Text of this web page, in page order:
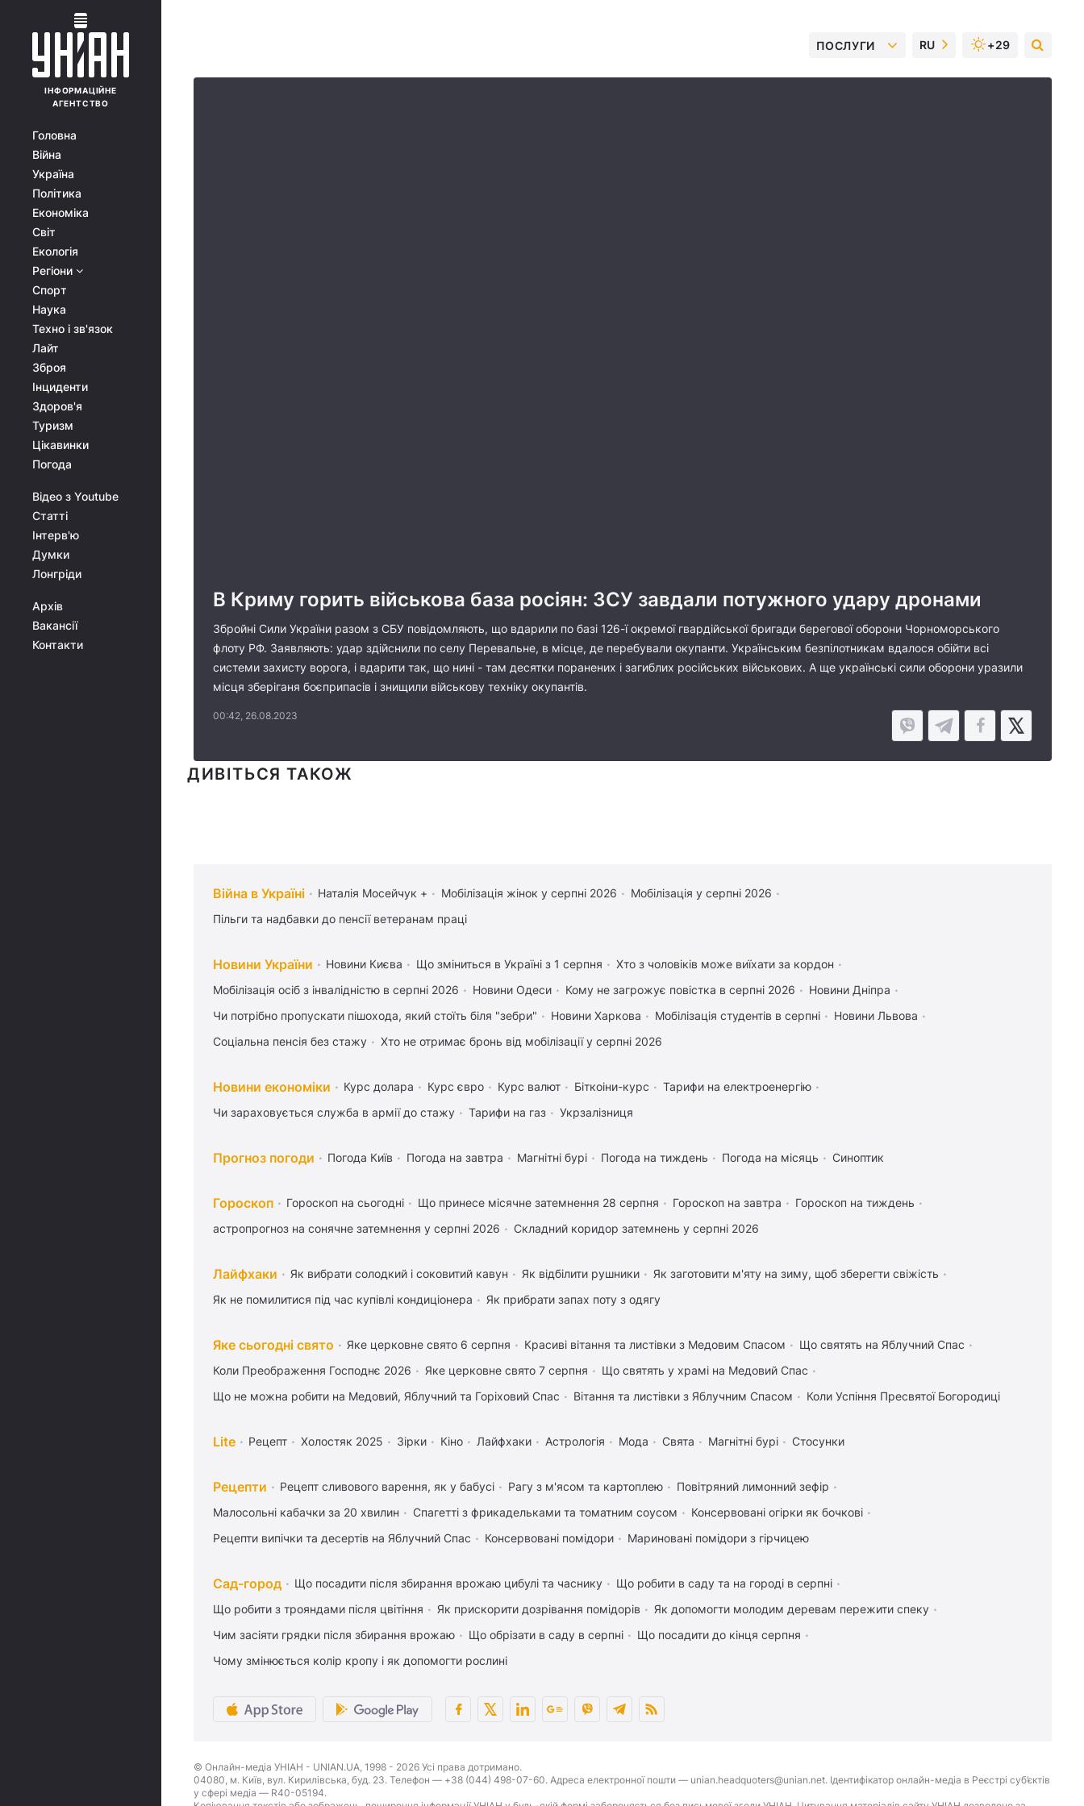
ІНФОРМАЦІЙНЕ
АГЕНТСТВО
Головна
Війна
Україна
Політика
Економіка
Світ
Екологія
Регіони
Спорт
Наука
Техно і зв'язок
Лайт
Зброя
Інциденти
Здоров'я
Туризм
Цікавинки
Погода
Відео з Youtube
Статті
Інтерв'ю
Думки
Лонгріди
Архів
Вакансії
Контакти
ПОСЛУГИ RU +29
В Криму горить військова база росіян: ЗСУ завдали потужного удару дронами
Збройні Сили України разом з СБУ повідомляють, що вдарили по базі 126-ї окремої гвардійської бригади берегової оборони Чорноморського
флоту РФ. Заявляють: удар здійснили по селу Перевальне, в місце, де перебували окупанти. Українським безпілотникам вдалося обійти всі
системи захисту ворога, і вдарити так, що нині - там десятки поранених і загиблих російських військових. А ще українські сили оборони уразили
місця зберіганя боєприпасів і знищили військову техніку окупантів.
00:42, 26.08.2023
ДИВІТЬСЯ ТАКОЖ
Війна в Україні Наталія Мосейчук + Мобілізація жінок у серпні 2026
Мобілізація у серпні 2026
Пільги та надбавки до пенсії ветеранам праці
Новини України Новини Києва Що зміниться в Україні з 1 серпня
Хто з чоловіків може виїхати за кордон
Мобілізація осіб з інвалідністю в серпні 2026
Новини Одеси Кому не загрожує повістка в серпні 2026
Новини Дніпра
Чи потрібно пропускати пішохода, який стоїть біля "зебри"
Новини Харкова Мобілізація студентів в серпні
Новини Львова
Соціальна пенсія без стажу
Хто не отримає бронь від мобілізації у серпні 2026
Новини економіки Курс долара Курс євро Курс валют Біткоіни-курс
Тарифи на електроенергію
Чи зараховується служба в армії до стажу
Тарифи на газ Укрзалізниця
Прогноз погоди Погода Київ Погода на завтра Магнітні бурі Погода на тиждень Погода на місяць Синоптик
Гороскоп Гороскоп на сьогодні Що принесе місячне затемнення 28 серпня Гороскоп на завтра
Гороскоп на тиждень
астропрогноз на сонячне затемнення у серпні 2026
Складний коридор затемнень у серпні 2026
Лайфхаки Як вибрати солодкий і соковитий кавун Як відбілити рушники
Як заготовити м'яту на зиму, щоб зберегти свіжість
Як не помилитися під час купівлі кондиціонера
Як прибрати запах поту з одягу
Яке сьогодні свято Яке церковне свято 6 серпня Красиві вітання та листівки з Медовим Спасом
Що святять на Яблучний Спас
Коли Преображення Господнє 2026
Яке церковне свято 7 серпня
Що святять у храмі на Медовий Спас
Що не можна робити на Медовий, Яблучний та Горіховий Спас
Вітання та листівки з Яблучним Спасом Коли Успіння Пресвятої Богородиці
Lite Рецепт Холостяк 2025 Зірки Кіно Лайфхаки Астрологія Мода Свята Магнітні бурі Стосунки
Рецепти Рецепт сливового варення, як у бабусі Рагу з м'ясом та картоплею
Повітряний лимонний зефір
Малосольні кабачки за 20 хвилин
Спагетті з фрикадельками та томатним соусом
Консервовані огірки як бочкові
Рецепти випічки та десертів на Яблучний Спас
Консервовані помідори Мариновані помідори з гірчицею
Сад-город Що посадити після збирання врожаю цибулі та часнику
Що робити в саду та на городі в серпні
Що робити з трояндами після цвітіння
Як прискорити дозрівання помідорів
Як допомогти молодим деревам пережити спеку
Чим засіяти грядки після збирання врожаю
Що обрізати в саду в серпні
Що посадити до кінця серпня
Чому змінюється колір кропу і як допомогти рослині
© Онлайн-медіа УНІАН - UNIAN.UA, 1998 - 2026 Усі права дотримано.
04080, м. Київ, вул. Кирилівська, буд. 23. Телефон — +38 (044) 498-07-60. Адреса електронної пошти — unian.headquoters@unian.net. Ідентифікатор онлайн-медіа в Реєстрі суб’єктів
у сфері медіа — R40-05194.